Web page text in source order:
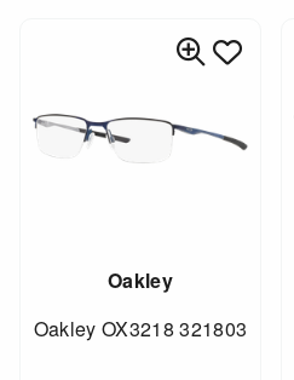
Oakley
Oakley OX3218 321803